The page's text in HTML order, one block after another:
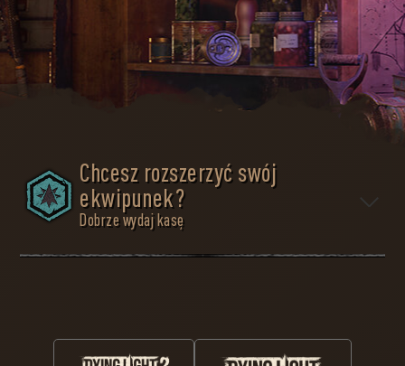
Chcesz rozszerzyć swój
ekwipunek?
Dobrze wydaj kasę
zlekceważyli niebezpieczeństwa czające się na
pustkowiu. Nie podziel ich losu. W zbrojowni znajdziesz